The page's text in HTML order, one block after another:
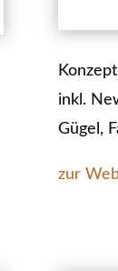
inkl.
Gügel,
zur